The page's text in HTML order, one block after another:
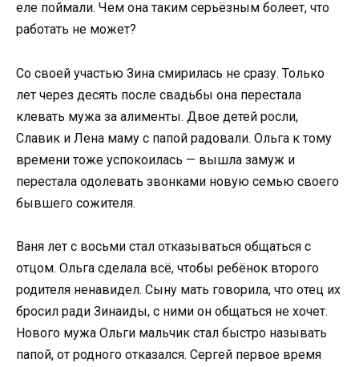
еле поймали. Чем она таким серьёзным болеет, что
работать не может?
Со своей участью Зина смирилась не сразу. Только
лет через десять после свадьбы она перестала
клевать мужа за алименты. Двое детей росли,
Славик и Лена маму с папой радовали. Ольга к тому
времени тоже успокоилась — вышла замуж и
перестала одолевать звонками новую семью своего
бывшего сожителя.
Ваня лет с восьми стал отказываться общаться с
отцом. Ольга сделала всё, чтобы ребёнок второго
родителя ненавидел. Сыну мать говорила, что отец их
бросил ради Зинаиды, с ними он общаться не хочет.
Нового мужа Ольги мальчик стал быстро называть
папой, от родного отказался. Сергей первое время